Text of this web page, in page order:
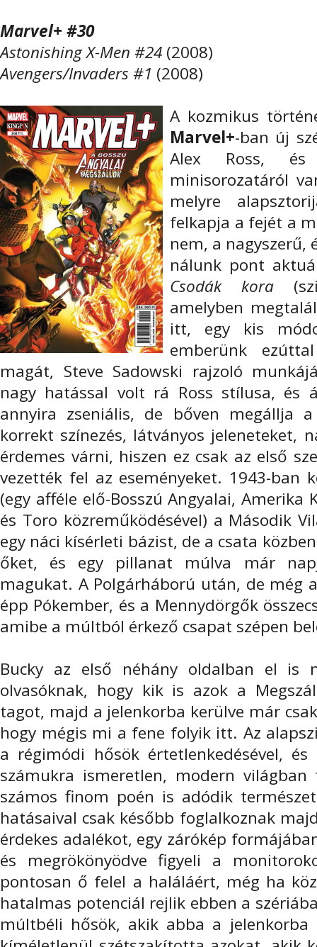
Marvel+ #30
Astonishing X-Men #24 (2008)
Avengers/Invaders #1 (2008)
A kozmikus
Marvel+-ban új
Alex Ross,
minisorozatáról
melyre
felkapja a fejét a
nem, a
nálunk pont
Csodák kora
amelyben
itt, egy kis
emberünk
magát, Steve Sadowski rajzoló
nagy hatással volt rá Ross stílusa, és
annyira zseniális, de bőven megállja
korrekt színezés, látványos jeleneteket,
érdemes várni, hiszen ez csak az első
vezették fel az eseményeket. 1943-ban
(egy afféle elő-Bosszú Angyalai, Amerika
és Toro közreműködésével) a Második
egy náci kísérleti bázist, de a csata
őket, és egy pillanat múlva már
magukat. A Polgárháború után, de még
épp Pókember, és a Mennydörgők
amibe a múltból érkező csapat szépen
Bucky az első néhány oldalban el is
olvasóknak, hogy kik is azok a
tagot, majd a jelenkorba kerülve már
hogy mégis mi a fene folyik itt. Az
a régimódi hősök értetlenkedésével,
számukra ismeretlen, modern
számos finom poén is adódik
hatásaival csak később foglalkoznak
érdekes adalékot, egy zárókép
és megrökönyödve figyeli a
pontosan ő felel a haláláért, még ha
hatalmas potenciál rejlik ebben a
múltbéli hősök, akik abba a jelenkorba